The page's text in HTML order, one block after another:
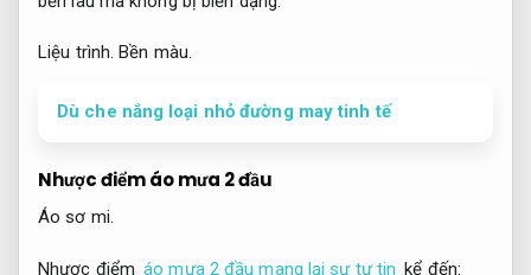
Liệu trình. Bền màu.
Dù che nắng loại nhỏ đường may tinh tế
Nhược điểm áo mưa 2 đầu
Áo sơ mi.
Nhược điểm áo mưa 2 đầu mang lại sự tự tin kể đến: